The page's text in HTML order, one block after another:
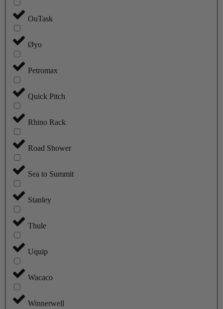
OuTask
Øyo
Petromax
Quick Pitch
Rhino Rack
Road Shower
Sea to Summit
Stanley
Thule
Uquip
Wacaco
Winnerwell